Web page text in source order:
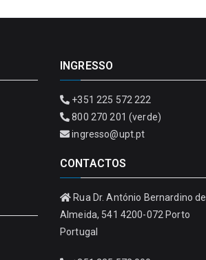
INGRESSO
+351 225 572 222
800 270 201 (verde)
ingresso@upt.pt
CONTACTOS
Rua Dr. António Bernardino de
Almeida, 541 4200-072 Porto
Portugal